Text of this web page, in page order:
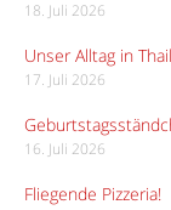
18. Juli 2026
Unser Alltag in
17. Juli 2026
16. Juli 2026
Fliegende Pizzeria!